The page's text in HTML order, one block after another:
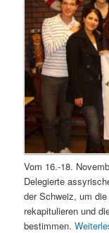
Vom 16.-18.
Delegierte
der Schweiz, um
rekapitulieren und
bestimmen.